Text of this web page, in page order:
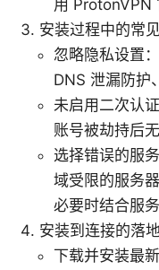
用 ProtonVPN
安装过程中的常
忽略隐私设置
DNS 泄漏防护
未启用二次认
账号被劫持后
选择错误的服
域受限的服务
必要时结合服
安装到连接的落
下载并安装最